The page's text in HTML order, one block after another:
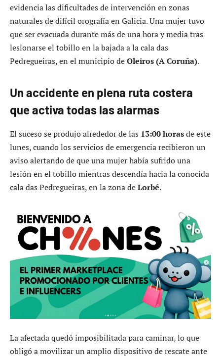
evidencia las dificultades de intervención en zonas
naturales de difícil orografía en Galicia. Una mujer tuvo
que ser evacuada durante más de una hora y media tras
lesionarse el tobillo en la bajada a la cala das
Pedregueiras, en el municipio deOleiros (A Coruña).
Un accidente en plena ruta costera
que activa todas las alarmas
El suceso se produjo alrededor de las 13:00 horasde este
lunes, cuando los servicios de emergencia recibieron un
aviso alertando de que una mujer había sufrido una
lesión en el tobillo mientras descendía hacia la conocida
cala das Pedregueiras, en la zona deLorbé.
La afectada quedó imposibilitada para caminar, lo que
obligó a movilizar un amplio dispositivo de rescate ante